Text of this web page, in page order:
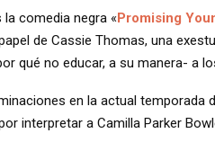
comedia negra «Promising
de Cassie Thomas, una
qué no educar, a su manera- a
en la actual temporada
interpretar a Camilla Parker